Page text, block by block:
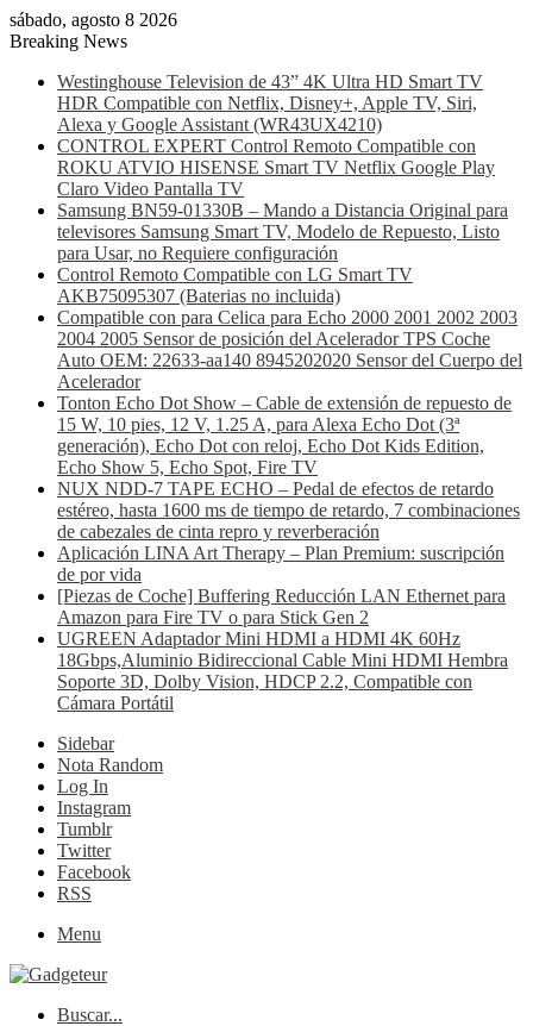
sábado, agosto 8 2026
Breaking News
Westinghouse Television de 43” 4K Ultra HD Smart TV
HDR Compatible con Netflix, Disney+, Apple TV, Siri,
Alexa y Google Assistant (WR43UX4210)
CONTROL EXPERT Control Remoto Compatible con
ROKU ATVIO HISENSE Smart TV Netflix Google Play
Claro Video Pantalla TV
Samsung BN59-01330B – Mando a Distancia Original para
televisores Samsung Smart TV, Modelo de Repuesto, Listo
para Usar, no Requiere configuración
Control Remoto Compatible con LG Smart TV
AKB75095307 (Baterias no incluida)
Compatible con para Celica para Echo 2000 2001 2002 2003
2004 2005 Sensor de posición del Acelerador TPS Coche
Auto OEM: 22633-aa140 8945202020 Sensor del Cuerpo del
Acelerador
Tonton Echo Dot Show – Cable de extensión de repuesto de
15 W, 10 pies, 12 V, 1.25 A, para Alexa Echo Dot (3ª
generación), Echo Dot con reloj, Echo Dot Kids Edition,
Echo Show 5, Echo Spot, Fire TV
NUX NDD-7 TAPE ECHO – Pedal de efectos de retardo
estéreo, hasta 1600 ms de tiempo de retardo, 7 combinaciones
de cabezales de cinta repro y reverberación
Aplicación LINA Art Therapy – Plan Premium: suscripción
de por vida
[Piezas de Coche] Buffering Reducción LAN Ethernet para
Amazon para Fire TV o para Stick Gen 2
UGREEN Adaptador Mini HDMI a HDMI 4K 60Hz
18Gbps,Aluminio Bidireccional Cable Mini HDMI Hembra
Soporte 3D, Dolby Vision, HDCP 2.2, Compatible con
Cámara Portátil
Sidebar
Nota Random
Log In
Instagram
Tumblr
Twitter
Facebook
RSS
Menu
Buscar...